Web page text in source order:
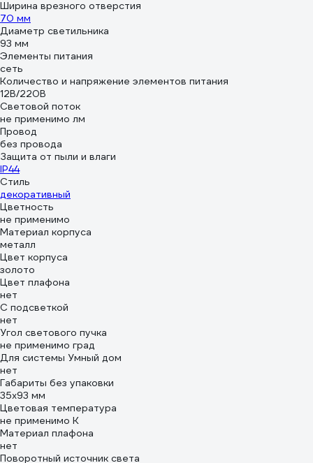
Ширина врезного отверстия
70 мм
Диаметр светильника
93 мм
Элементы питания
сеть
Количество и напряжение элементов питания
12В/220В
Световой поток
не применимо лм
Провод
без провода
Защита от пыли и влаги
IP44
Стиль
декоративный
Цветность
не применимо
Материал корпуса
металл
Цвет корпуса
золото
Цвет плафона
нет
С подсветкой
нет
Угол светового пучка
не применимо град
Для системы Умный дом
нет
Габариты без упаковки
35x93 мм
Цветовая температура
не применимо К
Материал плафона
нет
Поворотный источник света